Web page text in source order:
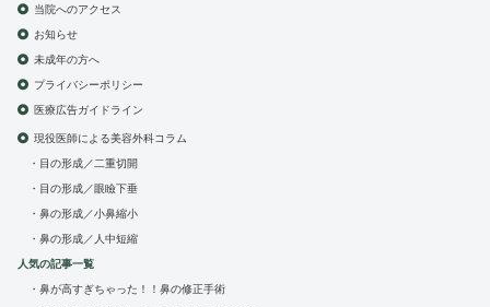
当院へのアクセス
お知らせ
未成年の方へ
プライバシーポリシー
医療広告ガイドライン
現役医師による美容外科コラム
目の形成／二重切開
目の形成／眼瞼下垂
鼻の形成／小鼻縮小
鼻の形成／人中短縮
人気の記事一覧
鼻が高すぎちゃった！！鼻の修正手術